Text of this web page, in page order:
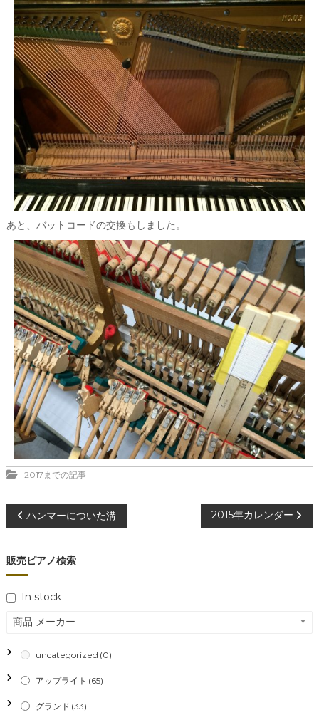
あと、バットコードの交換もしました。
2017までの記事
投
稿
ナ
ビ
ゲ
ー
シ
ハンマーについた溝 2015年カレンダー
販売ピアノ検索
In stock
商品 メーカー
uncategorized (0)
アップライト (65)
グランド (33)